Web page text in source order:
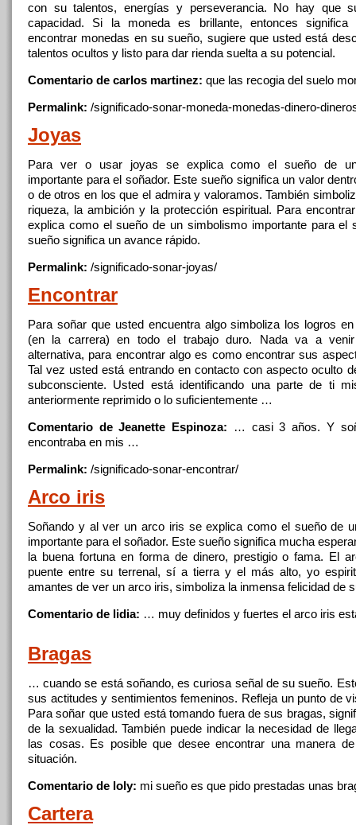
con su talentos, energías yperseverancia. No hay que
capacidad. Si la moneda es brillante, entoncessignifica
encontrar monedas en su sueño, sugiere queusted está
talentos ocultos y listo para dar rienda suelta a su potencial.
Comentario de carlos martinez: que las recogia del suelo
Permalink: /significado-sonar-moneda-monedas-dinero-
Joyas
Para ver o usar joyas se explica como el sueño de
importante para el soñador. Este sueño significaun valor
o de otros en losque el admiray valoramos. También
riqueza, la ambición y la protección espiritual. Para encontrar
explica como el sueño de un simbolismo importante para el
sueño significa un avance rápido.
Permalink: /significado-sonar-joyas/
Encontrar
Para soñar queusted encuentra algo simboliza los logros
(en la carrera) en todo el trabajo duro. Nada va a
alternativa, para encontraralgo es comoencontrar sus
Tal vez usted está entrando en contacto con aspecto oculto
subconsciente. Usted está identificando una parte de ti
anteriormente reprimido o lo suficientemente …
Comentario de Jeanette Espinoza: … casi 3 años. Y
encontraba en mis …
Permalink: /significado-sonar-encontrar/
Arco iris
Soñando yal ver un arco iris se explica como el sueño de
importante para el soñador. Este sueño significa mucha
la buena fortuna en forma de dinero, prestigio o fama. El
puente entre su terrenal, sí a tierra y el más alto, yo
amantes de ver un arco iris, simboliza la inmensa felicidad de
Comentario de lidia: … muy definidos y fuertes el arco iris
Bragas
… cuando se está soñando, es curiosa señal de su sueño.
sus actitudesy sentimientos femeninos. Refleja un punto de
Para soñar queusted está tomando fuera de sus bragas,
de la sexualidad. También puede indicar la necesidad de
las cosas. Es posible que desee encontrar una manera
situación.
Comentario de loly: mi sueño es que pido prestadas unas
Cartera